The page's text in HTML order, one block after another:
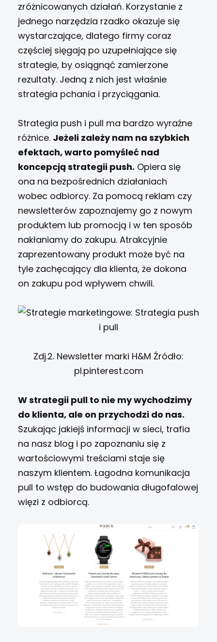
zróżnicowanych działań. Korzystanie z
jednego narzędzia rzadko okazuje się
wystarczające, dlatego firmy coraz
częściej sięgają po uzupełniające się
strategie, by osiągnąć zamierzone
rezultaty. Jedną z nich jest właśnie
strategia pchania i przyciągania.
Strategia push i pull ma bardzo wyraźne
różnice. Jeżeli zależy nam na szybkich
efektach, warto pomyśleć nad
koncepcją strategii push. Opiera się
ona na bezpośrednich działaniach
wobec odbiorcy. Za pomocą reklam czy
newsletterów zapoznajemy go z nowym
produktem lub promocją i w ten sposób
nakłaniamy do zakupu. Atrakcyjnie
zaprezentowany produkt może być na
tyle zachęcający dla klienta, że dokona
on zakupu pod wpływem chwili.
Zdj.2. Newsletter marki H&M Źródło:
pl.pinterest.com
W strategii pull to nie my wychodzimy
do klienta, ale on przychodzi do nas.
Szukając jakiejś informacji w sieci, trafia
na nasz blog i po zapoznaniu się z
wartościowymi treściami staje się
naszym klientem. Łagodna komunikacja
pull to wstęp do budowania długofalowej
więzi z odbiorcą.